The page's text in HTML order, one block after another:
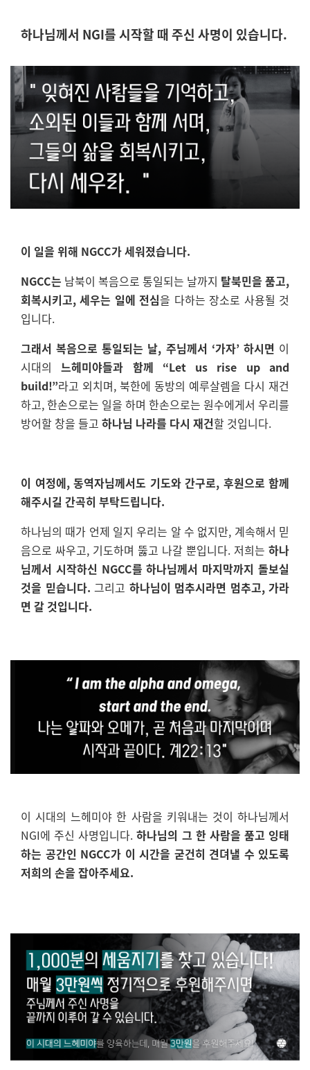
하나님께서 NGI를 시작할 때 주신 사명이 있습니다.
이 일을 위해 NGCC가 세워졌습니다.
NGCC는 남북이 복음으로 통일되는 날까지 탈북민을 품고,
회복시키고, 세우는 일에 전심을 다하는 장소로 사용될 것
입니다.
그래서 복음으로 통일되는 날, 주님께서 ‘가자’ 하시면 이
시대의 느헤미야들과 함께 “Let us rise up and
build!”라고 외치며, 북한에 동방의 예루살렘을 다시 재건
하고, 한손으로는 일을 하며 한손으로는 원수에게서 우리를
방어할 창을 들고 하나님 나라를 다시 재건할 것입니다.
이 여정에, 동역자님께서도 기도와 간구로, 후원으로 함께
해주시길 간곡히 부탁드립니다.
하나님의 때가 언제 일지 우리는 알 수 없지만, 계속해서 믿
음으로 싸우고, 기도하며 뚫고 나갈 뿐입니다. 저희는 하나
님께서 시작하신 NGCC를 하나님께서 마지막까지 돌보실
것을 믿습니다. 그리고 하나님이 멈추시라면 멈추고, 가라
면 갈 것입니다.
이 시대의 느헤미야 한 사람을 키워내는 것이 하나님께서
NGI에 주신 사명입니다.하나님의 그 한 사람을 품고 잉태
하는 공간인 NGCC가 이 시간을 굳건히 견뎌낼 수 있도록
저희의 손을 잡아주세요.